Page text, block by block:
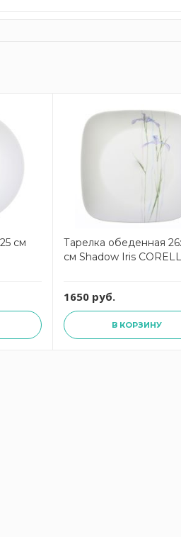
см
Тарелка обеденная
см Shadow Iris
1650 руб.
В КОРЗИНУ